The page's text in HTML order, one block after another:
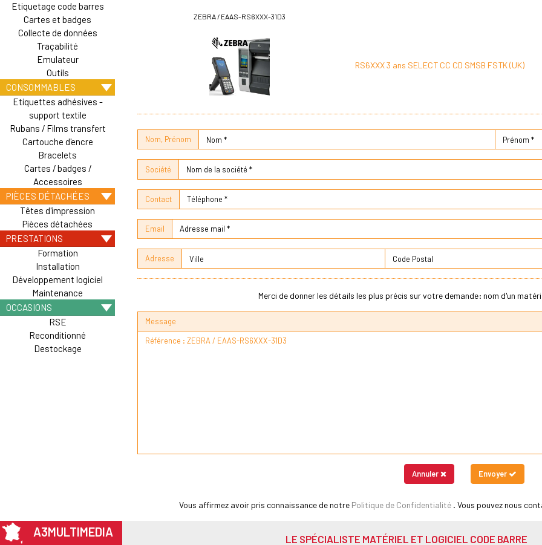
Etiquetage code barres
Cartes et badges
Collecte de données
Traçabilité
Emulateur
Outils
CONSOMMABLES
Etiquettes adhésives -
support textile
Rubans / Films transfert
Cartouche d'encre
Bracelets
Cartes / badges /
Accessoires
PIÈCES DÉTACHÉES
Têtes d'impression
Pièces détachées
PRESTATIONS
Formation
Installation
Développement logiciel
Maintenance
OCCASIONS
RSE
Reconditionné
Destockage
ZEBRA / EAAS-RS6XXX-31D3
RS6XXX 3 ans SELECT CC CD SMSB FSTK (UK)
Nom, Prénom
Société
Contact
Email
Adresse
Merci de donner les détails les plus précis sur votre demande: nom d'un
Message
Annuler Envoyer
Vous affirmez avoir pris connaissance de notre Politique de Confidentialité . Vous pouvez nous
A3MULTIMEDIA LE SPÉCIALISTE MATÉRIEL ET LOGICIEL CODE BARRE